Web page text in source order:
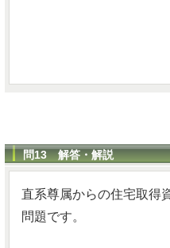
問13 解答・解説
直系尊属からの住宅取得
問題です。